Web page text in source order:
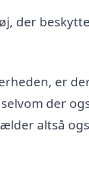
der
er
der
altså